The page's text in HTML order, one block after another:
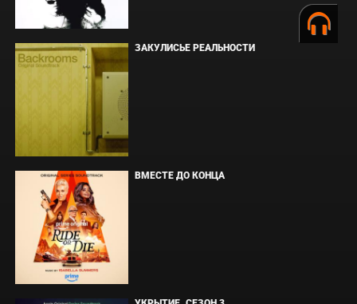
ЗАКУЛИСЬЕ РЕАЛЬНОСТИ
ВМЕСТЕ ДО КОНЦА